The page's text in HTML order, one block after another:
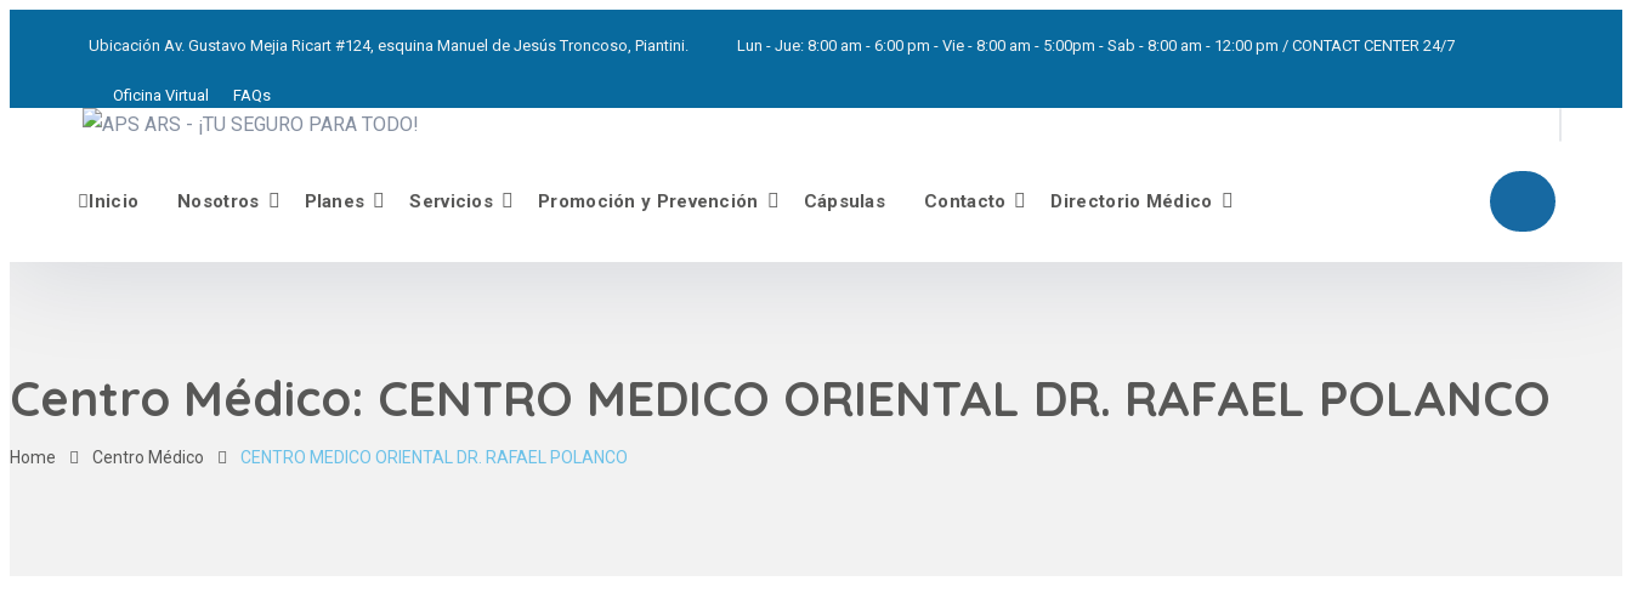
Ubicación Av. Gustavo Mejia Ricart #124, esquina Manuel de Jesús Troncoso, Piantini. Lun - Jue: 8:00 am - 6:00 pm - Vie - 8:00 am - 5:00pm - Sab - 8:00 am - 12:00 pm / CONTACT CENTER 24/7
Oficina Virtual FAQs
Inicio Nosotros Planes Servicios Promoción y Prevención Cápsulas Contacto Directorio Médico
Centro Médico: CENTRO MEDICO ORIENTAL DR. RAFAEL POLANCO
Home Centro Médico CENTRO MEDICO ORIENTAL DR. RAFAEL POLANCO